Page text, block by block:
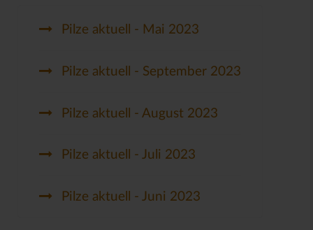
Pilze aktuell - Mai 2023
Pilze aktuell - September 2023
Pilze aktuell - August 2023
Pilze aktuell - Juli 2023
Pilze aktuell - Juni 2023